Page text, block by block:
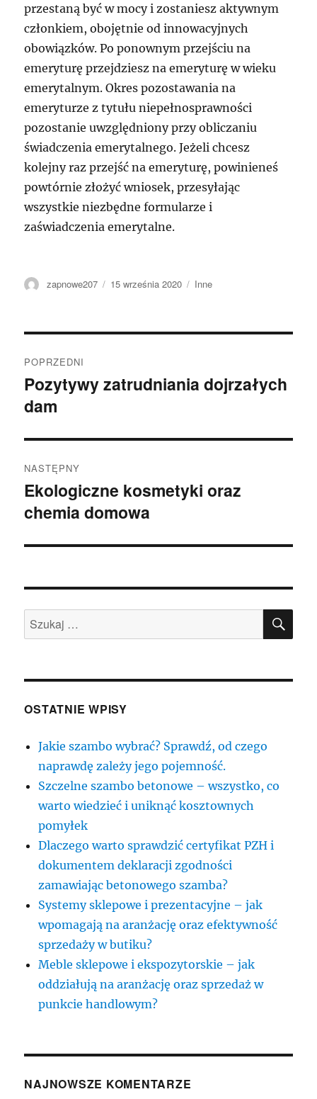
przestaną być w mocy i zostaniesz aktywnym
członkiem, obojętnie od innowacyjnych
obowiązków. Po ponownym przejściu na
emeryturę przejdziesz na emeryturę w wieku
emerytalnym. Okres pozostawania na
emeryturze z tytułu niepełnosprawności
pozostanie uwzględniony przy obliczaniu
świadczenia emerytalnego. Jeżeli chcesz
kolejny raz przejść na emeryturę, powinieneś
powtórnie złożyć wniosek, przesyłając
wszystkie niezbędne formularze i
zaświadczenia emerytalne.
Autor
zapnowe207
Data
15 września 2020 Kategorie
Inne
wpisu
POPRZEDNI
Poprzedni
wpis:
Pozytywy zatrudniania dojrzałych
dam
NASTĘPNY
Następny
wpis:
Ekologiczne kosmetyki oraz
chemia domowa
Szukaj:
OSTATNIE WPISY
Jakie szambo wybrać? Sprawdź, od czego
naprawdę zależy jego pojemność.
Szczelne szambo betonowe – wszystko, co
warto wiedzieć i uniknąć kosztownych
pomyłek
Dlaczego warto sprawdzić certyfikat PZH i
dokumentem deklaracji zgodności
zamawiając betonowego szamba?
Systemy sklepowe i prezentacyjne – jak
wpomagają na aranżację oraz efektywność
sprzedaży w butiku?
Meble sklepowe i ekspozytorskie – jak
oddziałują na aranżację oraz sprzedaż w
punkcie handlowym?
NAJNOWSZE KOMENTARZE